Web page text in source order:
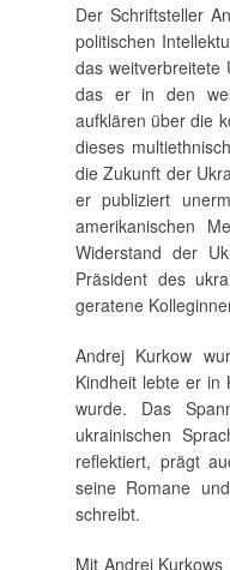
Der Schriftsteller
politischen
das weitverbreitete
das er in den
aufklären über die
dieses
die Zukunft der
er publiziert
amerikanischen
Widerstand der
Präsident des
geratene
Andrej Kurkow
Kindheit lebte er in
wurde. Das
ukrainischen
reflektiert, prägt
seine Romane
schreibt.
Mit Andrej Kurkows